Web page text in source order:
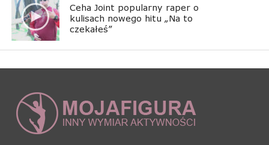
Ceha Joint popularny raper o
kulisach nowego hitu „Na to
czekałeś”